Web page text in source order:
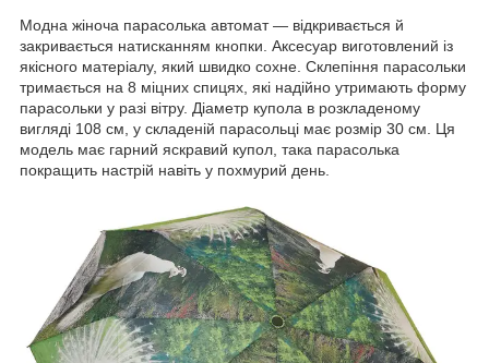
Модна жіноча парасолька автомат — відкривається й
закривається натисканням кнопки. Аксесуар виготовлений із
якісного матеріалу, який швидко сохне. Склепіння парасольки
тримається на 8 міцних спицях, які надійно утримають форму
парасольки у разі вітру. Діаметр купола в розкладеному
вигляді 108 см, у складеній парасольці має розмір 30 см. Ця
модель має гарний яскравий купол, така парасолька
покращить настрій навіть у похмурий день.